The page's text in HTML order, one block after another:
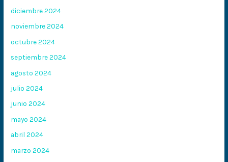
diciembre 2024
noviembre 2024
octubre 2024
septiembre 2024
agosto 2024
julio 2024
junio 2024
mayo 2024
abril 2024
marzo 2024